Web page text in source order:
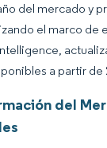
del mercado y
el marco de
a partir de
del